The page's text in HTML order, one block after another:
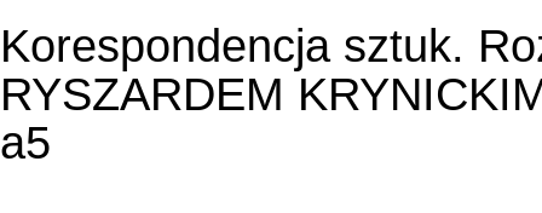
Korespondencja sztuk.
RYSZARDEM
a5